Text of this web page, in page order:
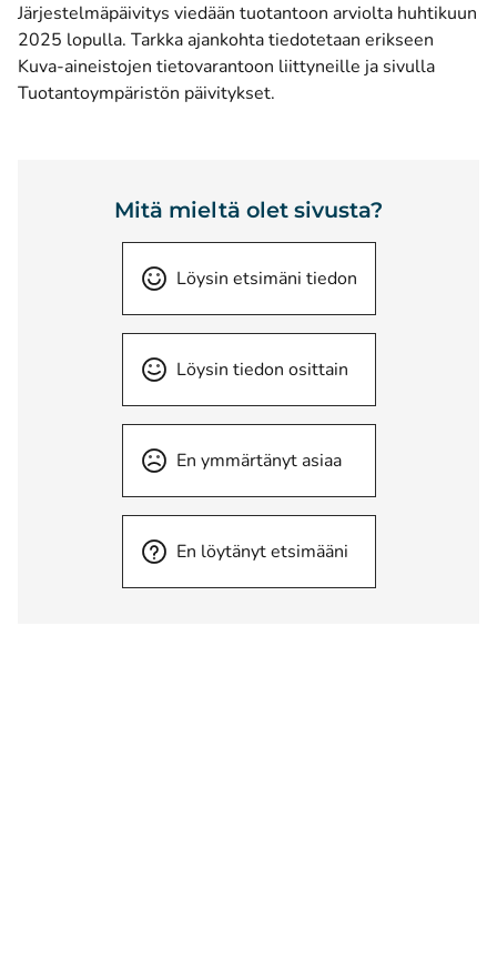
Järjestelmäpäivitys viedään tuotantoon arviolta huhtikuun
2025 lopulla. Tarkka ajankohta tiedotetaan erikseen
Kuva-aineistojen tietovarantoon liittyneille ja sivulla
Tuotantoympäristön päivitykset.
Mitä mieltä olet sivusta?
Löysin etsimäni tiedon
Löysin tiedon osittain
En ymmärtänyt asiaa
En löytänyt etsimääni